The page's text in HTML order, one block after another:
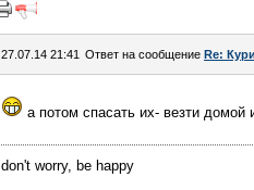
27.07.14 21:41 Ответ на сообщение Re:
а потом спасать их- везти домой
don't worry, be happy